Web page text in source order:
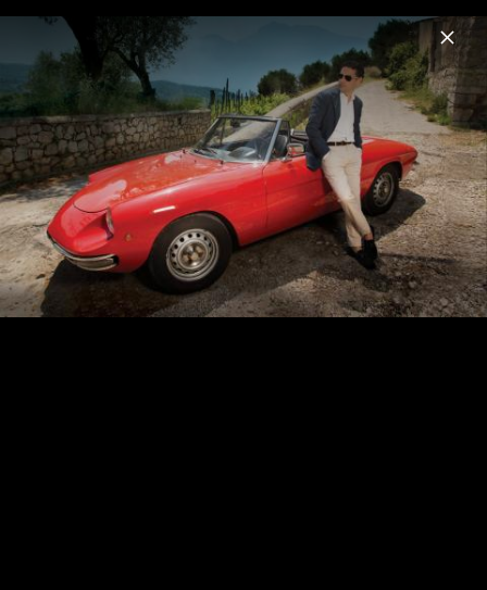
Menu
Juan Diego Flórez
Home News Musik Videos Fotos Biografie
Italia